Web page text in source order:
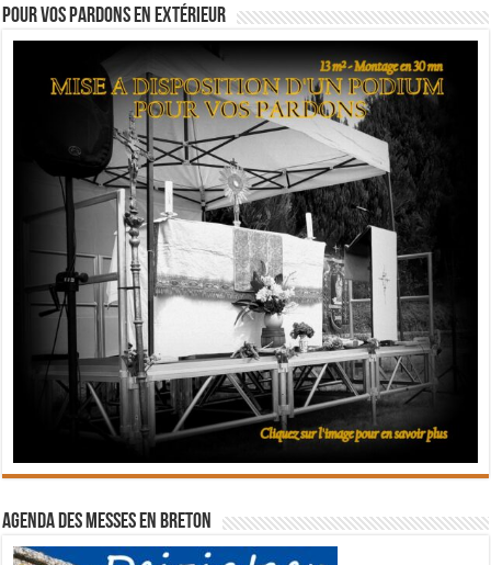
Pour vos pardons en extérieur
Agenda des messes en breton